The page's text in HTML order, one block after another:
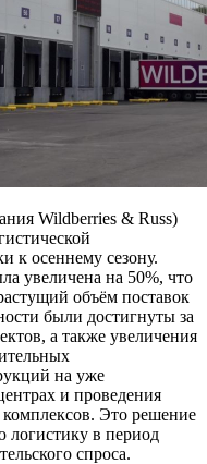
Wildberries & Russ)
к осеннему сезону.
увеличена на 50%, что
объём поставок
были достигнуты за
а также увеличения
на уже
и проведения
комплексов. Это решение
логистику в период
спроса.